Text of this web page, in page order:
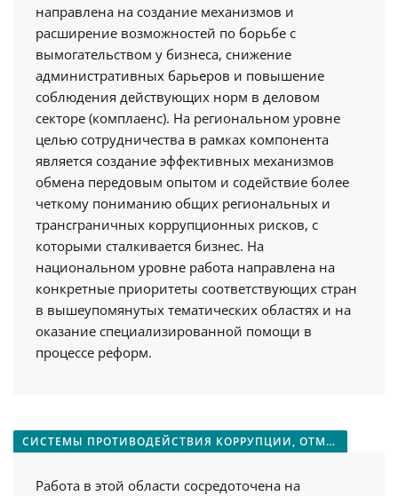
направлена на создание механизмов и
расширение возможностей по борьбе с
вымогательством у бизнеса, снижение
административных барьеров и повышение
соблюдения действующих норм в деловом
секторе (комплаенс). На региональном уровне
целью сотрудничества в рамках компонента
является создание эффективных механизмов
обмена передовым опытом и содействие более
четкому пониманию общих региональных и
трансграничных коррупционных рисков, с
которыми сталкивается бизнес. На
национальном уровне работа направлена на
конкретные приоритеты соответствующих стран
в вышеупомянутых тематических областях и на
оказание специализированной помощи в
процессе реформ.
СИСТЕМЫ ПРОТИВОДЕЙСТВИЯ КОРРУПЦИИ, ОТМЫВАНИЮ ДЕНЕГ И ВОЗВРАЩЕНИЯ АКТИВОВ
Работа в этой области сосредоточена на